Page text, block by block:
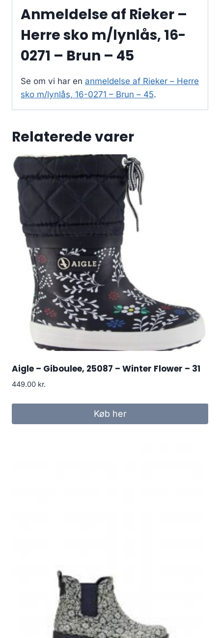
Anmeldelse af Rieker –
Herre sko m/lynlås, 16-
0271 – Brun – 45
Se om vi har en anmeldelse af Rieker – Herre
sko m/lynlås, 16-0271 – Brun – 45.
Relaterede varer
Aigle – Giboulee, 25087 – Winter Flower – 31
449.00 kr.
Køb her